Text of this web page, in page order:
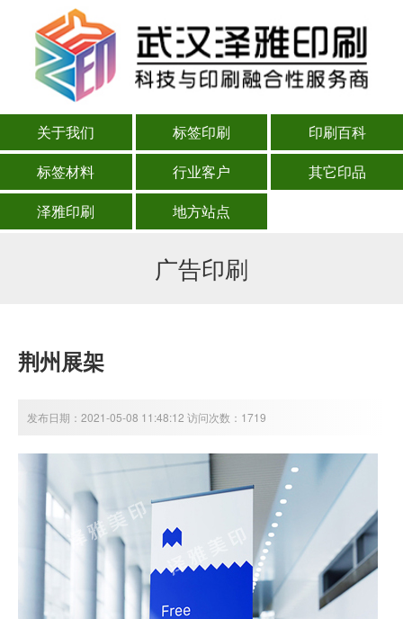
关于我们 标签印刷
印刷百科
标签材料
行业客户
其它印品
泽雅印刷
地方站点
广告印刷
荆州展架
发布日期：2021-05-08 11:48:12 访问次数：1719